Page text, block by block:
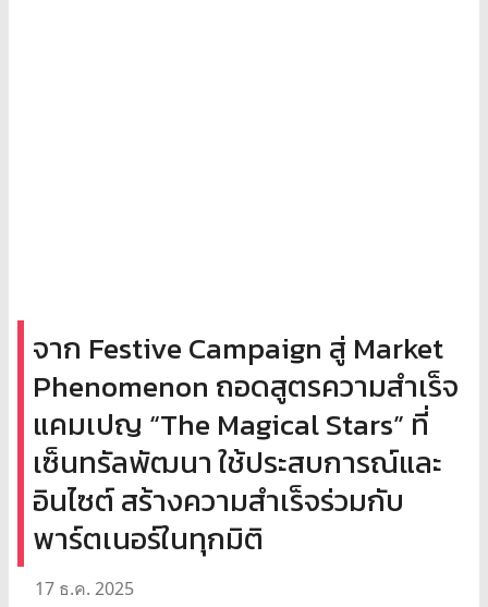
จาก Festive Campaign สู่ Market
Phenomenon ถอดสูตรความสำเร็จ
แคมเปญ “The Magical Stars” ที่
เซ็นทรัลพัฒนา ใช้ประสบการณ์และ
อินไซต์ สร้างความสำเร็จร่วมกับ
พาร์ตเนอร์ในทุกมิติ
17 ธ.ค. 2025